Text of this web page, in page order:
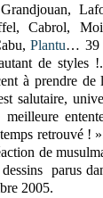
Cabrol,
Plantu… 39
de styles
à prendre de
salutaire,
meilleure
retrouvé !
de
parus
2005.